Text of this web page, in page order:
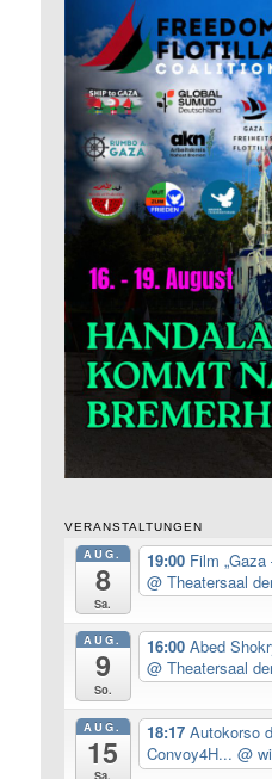
VERANSTALTUNGEN
AUG.
8
Sa.
19:00 Film
@ Theatersaal
AUG.
9
So.
16:00 Abed
@ Theatersaal
AUG.
15
Sa.
18:17 Autokorso
Convoy4H... @